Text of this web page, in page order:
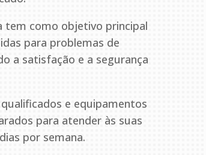
tem como objetivo principal
para problemas de
a satisfação e a segurança
e equipamentos
para atender às suas
por semana.